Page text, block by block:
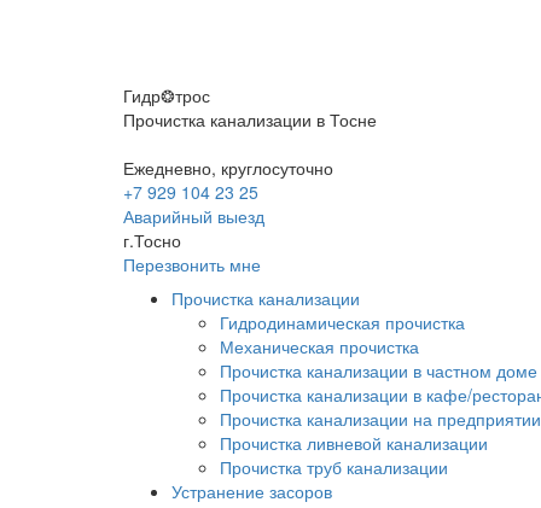
Гидр❂трос
Прочистка канализации в Тосне
Ежедневно, круглосуточно
+7 929 104 23 25
Аварийный выезд
г.Тосно
Перезвонить мне
Прочистка канализации
Гидродинамическая прочистка
Механическая прочистка
Прочистка канализации в частном доме
Прочистка канализации в кафе/
Прочистка канализации на предприятии
Прочистка ливневой канализации
Прочистка труб канализации
Устранение засоров